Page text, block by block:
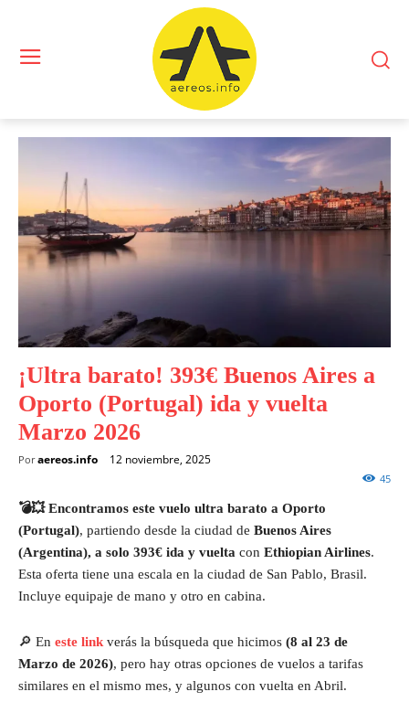
¡Ultra barato! 393€ Buenos Aires a
Oporto (Portugal) ida y vuelta
Marzo 2026
Por aereos.info 12 noviembre, 2025
45
💣💥 Encontramos este vuelo ultra barato a Oporto
(Portugal), partiendo desde la ciudad de Buenos Aires
(Argentina), a solo 393€ ida y vuelta con Ethiopian Airlines.
Esta oferta tiene una escala en la ciudad de San Pablo, Brasil.
Incluye equipaje de mano y otro en cabina.
🔎 En este link verás la búsqueda que hicimos (8 al 23 de
Marzo de 2026), pero hay otras opciones de vuelos a tarifas
similares en el mismo mes, y algunos con vuelta en Abril.